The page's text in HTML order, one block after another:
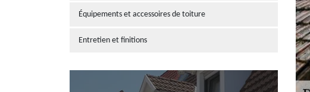
Équipements et accessoires de toiture
Entretien et finitions